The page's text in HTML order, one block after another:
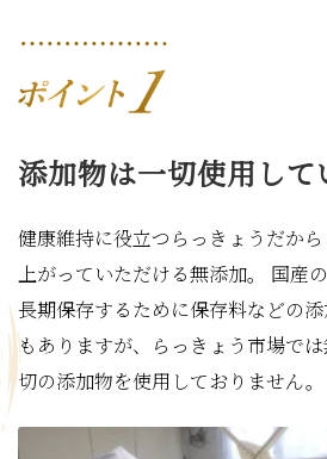
添加物は一切使用して
健康維持に役立つらっきょうだか
上がっていただける無添加。 国産
長期保存するために保存料などの
もありますが、らっきょう市場で
切の添加物を使用しておりません。